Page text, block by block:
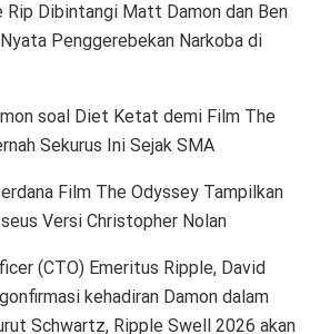
Rip Dibintangi Matt Damon dan Ben
Penggerebekan Narkoba di
soal Diet Ketat demi Film The
Sekurus Ini Sejak SMA
Film The Odyssey Tampilkan
Versi Christopher Nolan
(CTO) Emeritus Ripple, David
kehadiran Damon dalam
Schwartz, Ripple Swell 2026 akan